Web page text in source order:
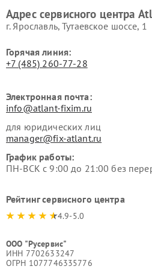
Адрес сервисного центра
г. Ярославль, Тутаевское шоссе, 1
Горячая линия:
+7 (485) 260-77-28
Электронная почта:
info@atlant-fixim.ru
для юридических лиц
manager@fix-atlant.ru
График работы:
ПН-ВСК с 9:00 до 21:00 без
Рейтинг сервисного центра
4.9-5.0
ООО "Русервис"
ИНН 7702633247
ОГРН 1077746335776